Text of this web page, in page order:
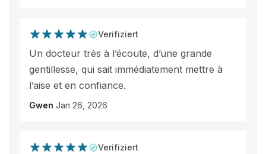
Verifiziert
Un docteur très à l’écoute, d’une grande
gentillesse, qui sait immédiatement mettre à
l’aise et en confiance.
Gwen Jan 26, 2026
Verifiziert